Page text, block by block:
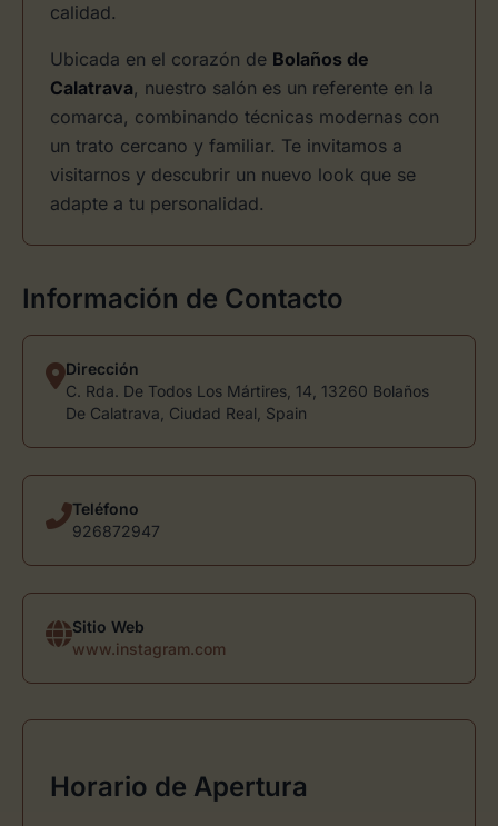
calidad.
Ubicada en el corazón de Bolaños de
Calatrava, nuestro salón es un referente en la
comarca, combinando técnicas modernas con
un trato cercano y familiar. Te invitamos a
visitarnos y descubrir un nuevo look que se
adapte a tu personalidad.
Información de Contacto
Dirección
C. Rda. De Todos Los Mártires, 14, 13260 Bolaños
De Calatrava, Ciudad Real, Spain
Teléfono
926872947
Sitio Web
www.instagram.com
Horario de Apertura